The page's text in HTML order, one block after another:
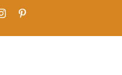
Instagram